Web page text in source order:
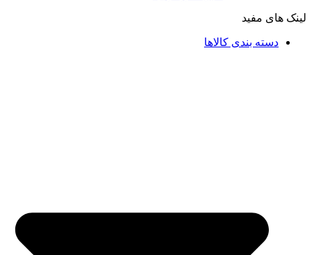
لینک های مفید
دسته بندی کالاها